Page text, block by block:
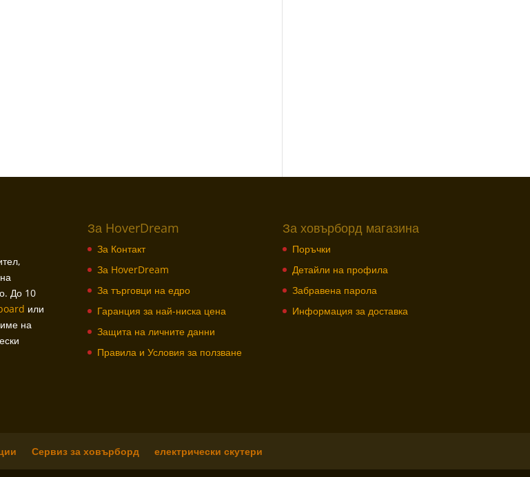
До 10
или
на
За HoverDream
За Контакт
За HoverDream
За търговци на едро
Гаранция за най-ниска цена
Защита на личните данни
Правила и Условия за ползване
За ховърборд магазина
Поръчки
Детайли на профила
Забравена парола
Информация за доставка
Сервиз за ховърборд електрически скутери